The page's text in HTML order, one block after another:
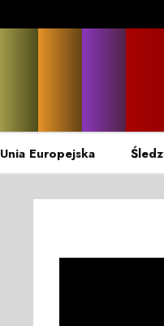
Unia Europejska